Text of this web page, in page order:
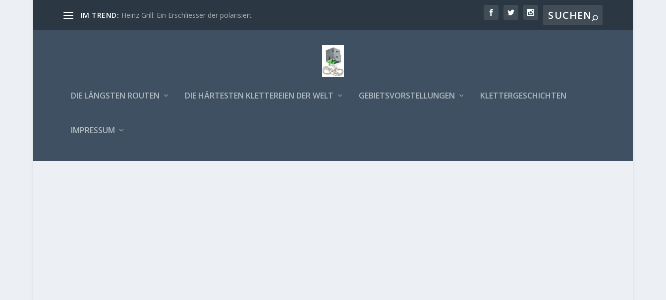
IM TREND: Heinz Grill: Ein Erschliesser der polarisiert
DIE LÄNGSTEN ROUTEN DIE HÄRTESTEN KLETTEREIEN DER WELT GEBIETSVORSTELLUNGEN KLETTERGESCHICHTEN
IMPRESSUM